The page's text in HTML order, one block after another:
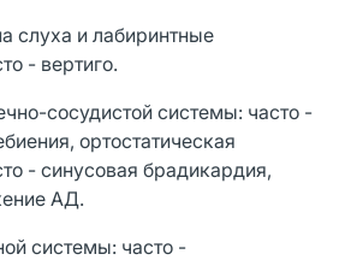
слуха и лабиринтные
- вертиго.
сосудистой системы: часто -
ортостатическая
- синусовая брадикардия,
АД.
системы: часто -